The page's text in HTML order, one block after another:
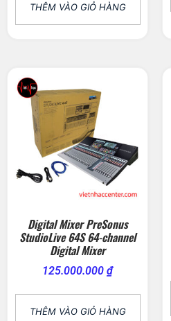
THÊM VÀO GIỎ HÀNG
Digital Mixer PreSonus
StudioLive 64S 64-channel
Digital Mixer
125.000.000 ₫
THÊM VÀO GIỎ HÀNG